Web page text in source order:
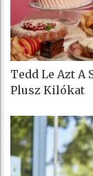
Tedd Le Azt A
Plusz Kilókat